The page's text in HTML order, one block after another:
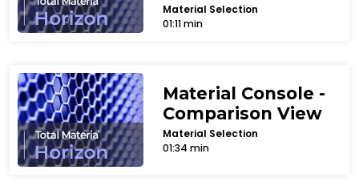
Material Selection
01:11 min
Material Console -
Comparison View
Material Selection
01:34 min